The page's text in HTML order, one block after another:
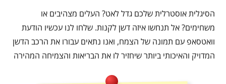
הסיגלית אוסטרלית שלכם גדל לאט? העלים מצהיבים או
משחימים? אל תנחשו איזה דשן לקנות. שלחו לנו עכשיו הודעת
וואטסאפ עם תמונה של הצמח, ואנו נתאים עבורו את הרכב הדשן
המדויק והאיכותי ביותר שיחזיר לו את הבריאות והצמיחה המהירה